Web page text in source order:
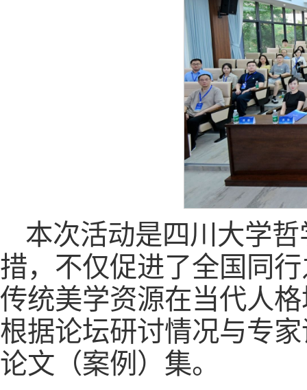
本次活动是四川大学
措，不仅促进了全国同
传统美学资源在当代人
根据论坛研讨情况与专
论文（案例）集。